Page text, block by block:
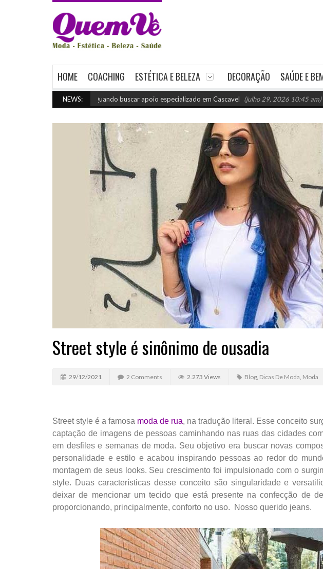
HOME COACHING ESTÉTICA E BELEZA DECORAÇÃO SAÚDE E
NEWS:
Quando buscar apoio especializado em Cascavel (julho 29, 2026 10:45 am)
Street style é sinônimo de ousadia
29/12/2021 2 Comments 2.273 Views Blog, Dicas De Moda, Moda
Street style é a famosa moda de rua, na tradução literal. Esse conceito
captação de imagens de pessoas caminhando nas ruas das cidades
em desfiles e semanas de moda. Seu objetivo era buscar novas
personalidade e estilo e acabou inspirando pessoas ao redor do
montagem de seus looks. Seu crescimento foi impulsionado com o
style. Duas características desse conceito são singularidade e
deixar de mencionar um tecido que está presente na confecção de
proporcionando, principalmente, conforto no uso. Nosso querido jeans.